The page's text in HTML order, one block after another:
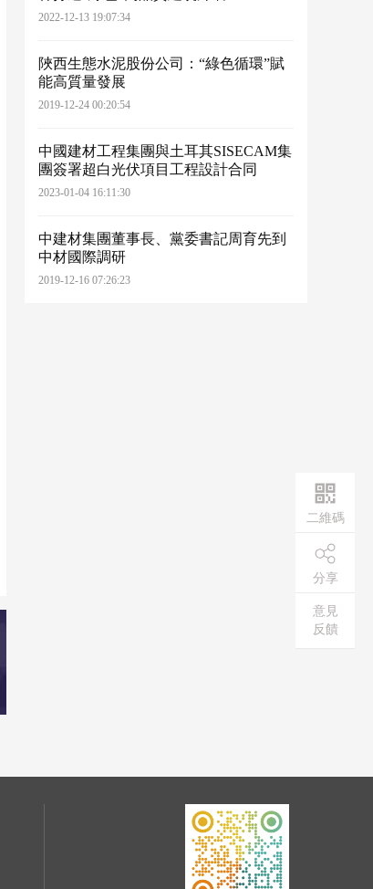
2022-12-13 19:07:34
陜西生態水泥股份公司：“綠色循環”賦
能高質量發展
2019-12-24 00:20:54
中國建材工程集團與土耳其SISECAM集
團簽署超白光伏項目工程設計合同
2023-01-04 16:11:30
中建材集團董事長、黨委書記周育先到
中材國際調研
2019-12-16 07:26:23
二維碼
分享
意見
反饋